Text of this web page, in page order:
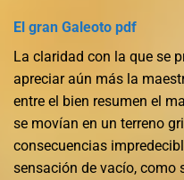
El gran Galeoto pdf
La claridad con la que se
apreciar aún más la
entre el bien resumen el
se movían en un terreno
consecuencias
sensación de vacío, como